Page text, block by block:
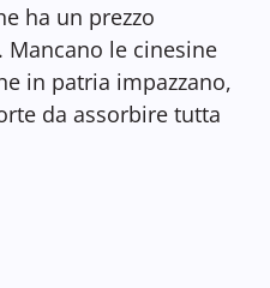
ha un prezzo
. Mancano le cinesine
in patria impazzano,
da assorbire tutta